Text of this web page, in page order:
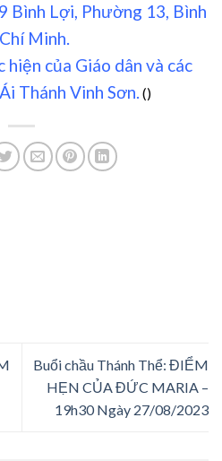
Bình Lợi, Phường 13, Bình
Minh.
của Giáo dân và các
Thánh Vinh Sơn. ()
Buổi chầu Thánh Thể: ĐIỂM
HẸN CỦA ĐỨC MARIA –
19h30 Ngày 27/08/2023